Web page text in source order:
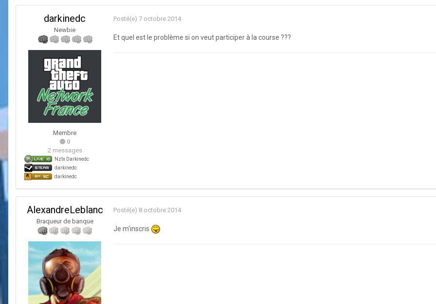
darkinedc
Newbie
Membre
0
2 messages
Nztx Darkinedc
darkinedc
darkinedc
Posté(e) 7 octobre 2014
Et quel est le problème si on veut participer à la course ???
AlexandreLeblanc
Braqueur de banque
Posté(e) 8 octobre 2014
Je m'inscris